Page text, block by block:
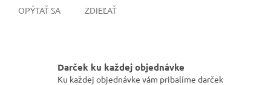
OPÝTAŤ SA ZDIEĽAŤ
Darček ku každej objednávke
Ku každej objednávke vám pribalíme darček